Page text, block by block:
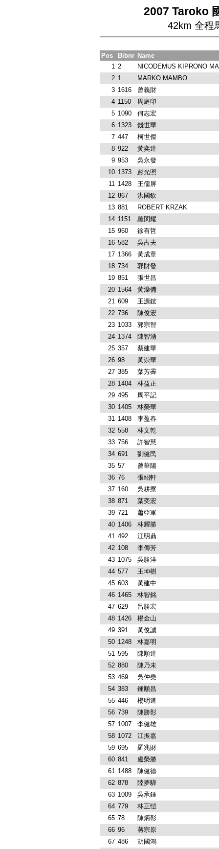
2007 Taroko
42km 全程
Pos Bibnr Name
1 2
NICODEMUS KIPRONO
2 1
MARKO MAMBO
3 1616
曾義財
4 1150
周庭印
5 1090
何志宏
6 1323
錢世華
7 447
柯世傑
8 922
黃奕達
9 953
吳永發
10 1373
彭光照
11 1428
王儒屏
12 867
洪國欽
13 881
ROBERT KRZAK
14 1151
羅閔耀
15 960
徐有哲
16 582
吳占夫
17 1366
黃成章
18 734
郭財發
19 851
張世昌
20 1564
黃澡備
21 609
王源鋐
22 736
陳俊宏
23 1033
郭宗智
24 1374
陳智湧
25 357
蔡建華
26 98
黃崇華
27 385
葉芳霽
28 1404
林益正
29 495
周平記
30 1405
林榮華
31 1408
李盈春
32 558
林文乾
33 756
許智慧
34 691
劉健民
35 57
曾華陽
36 76
張紹軒
37 160
吳耕寮
38 871
葉奕宏
39 721
蕭亞軍
40 1406
林耀勝
41 492
江明鼎
42 108
李傳芳
43 1075
吳勝洋
44 577
王坤樹
45 603
黃建中
46 1465
林智銘
47 629
呂勝宏
48 1426
楊金山
49 391
黃俊誠
50 1248
林嘉明
51 595
陳順達
52 880
陳乃未
53 469
吳仲堯
54 383
鍾順昌
55 446
楊明道
56 739
陳勝彰
57 1007
李健雄
58 1072
江振嘉
59 695
羅兆財
60 841
盧榮勝
61 1488
陳健德
62 878
陸夢驊
63 1009
吳承鍾
64 779
林正愷
65 78
陳炳彰
66 96
蔣宗原
67 486
胡國鴻